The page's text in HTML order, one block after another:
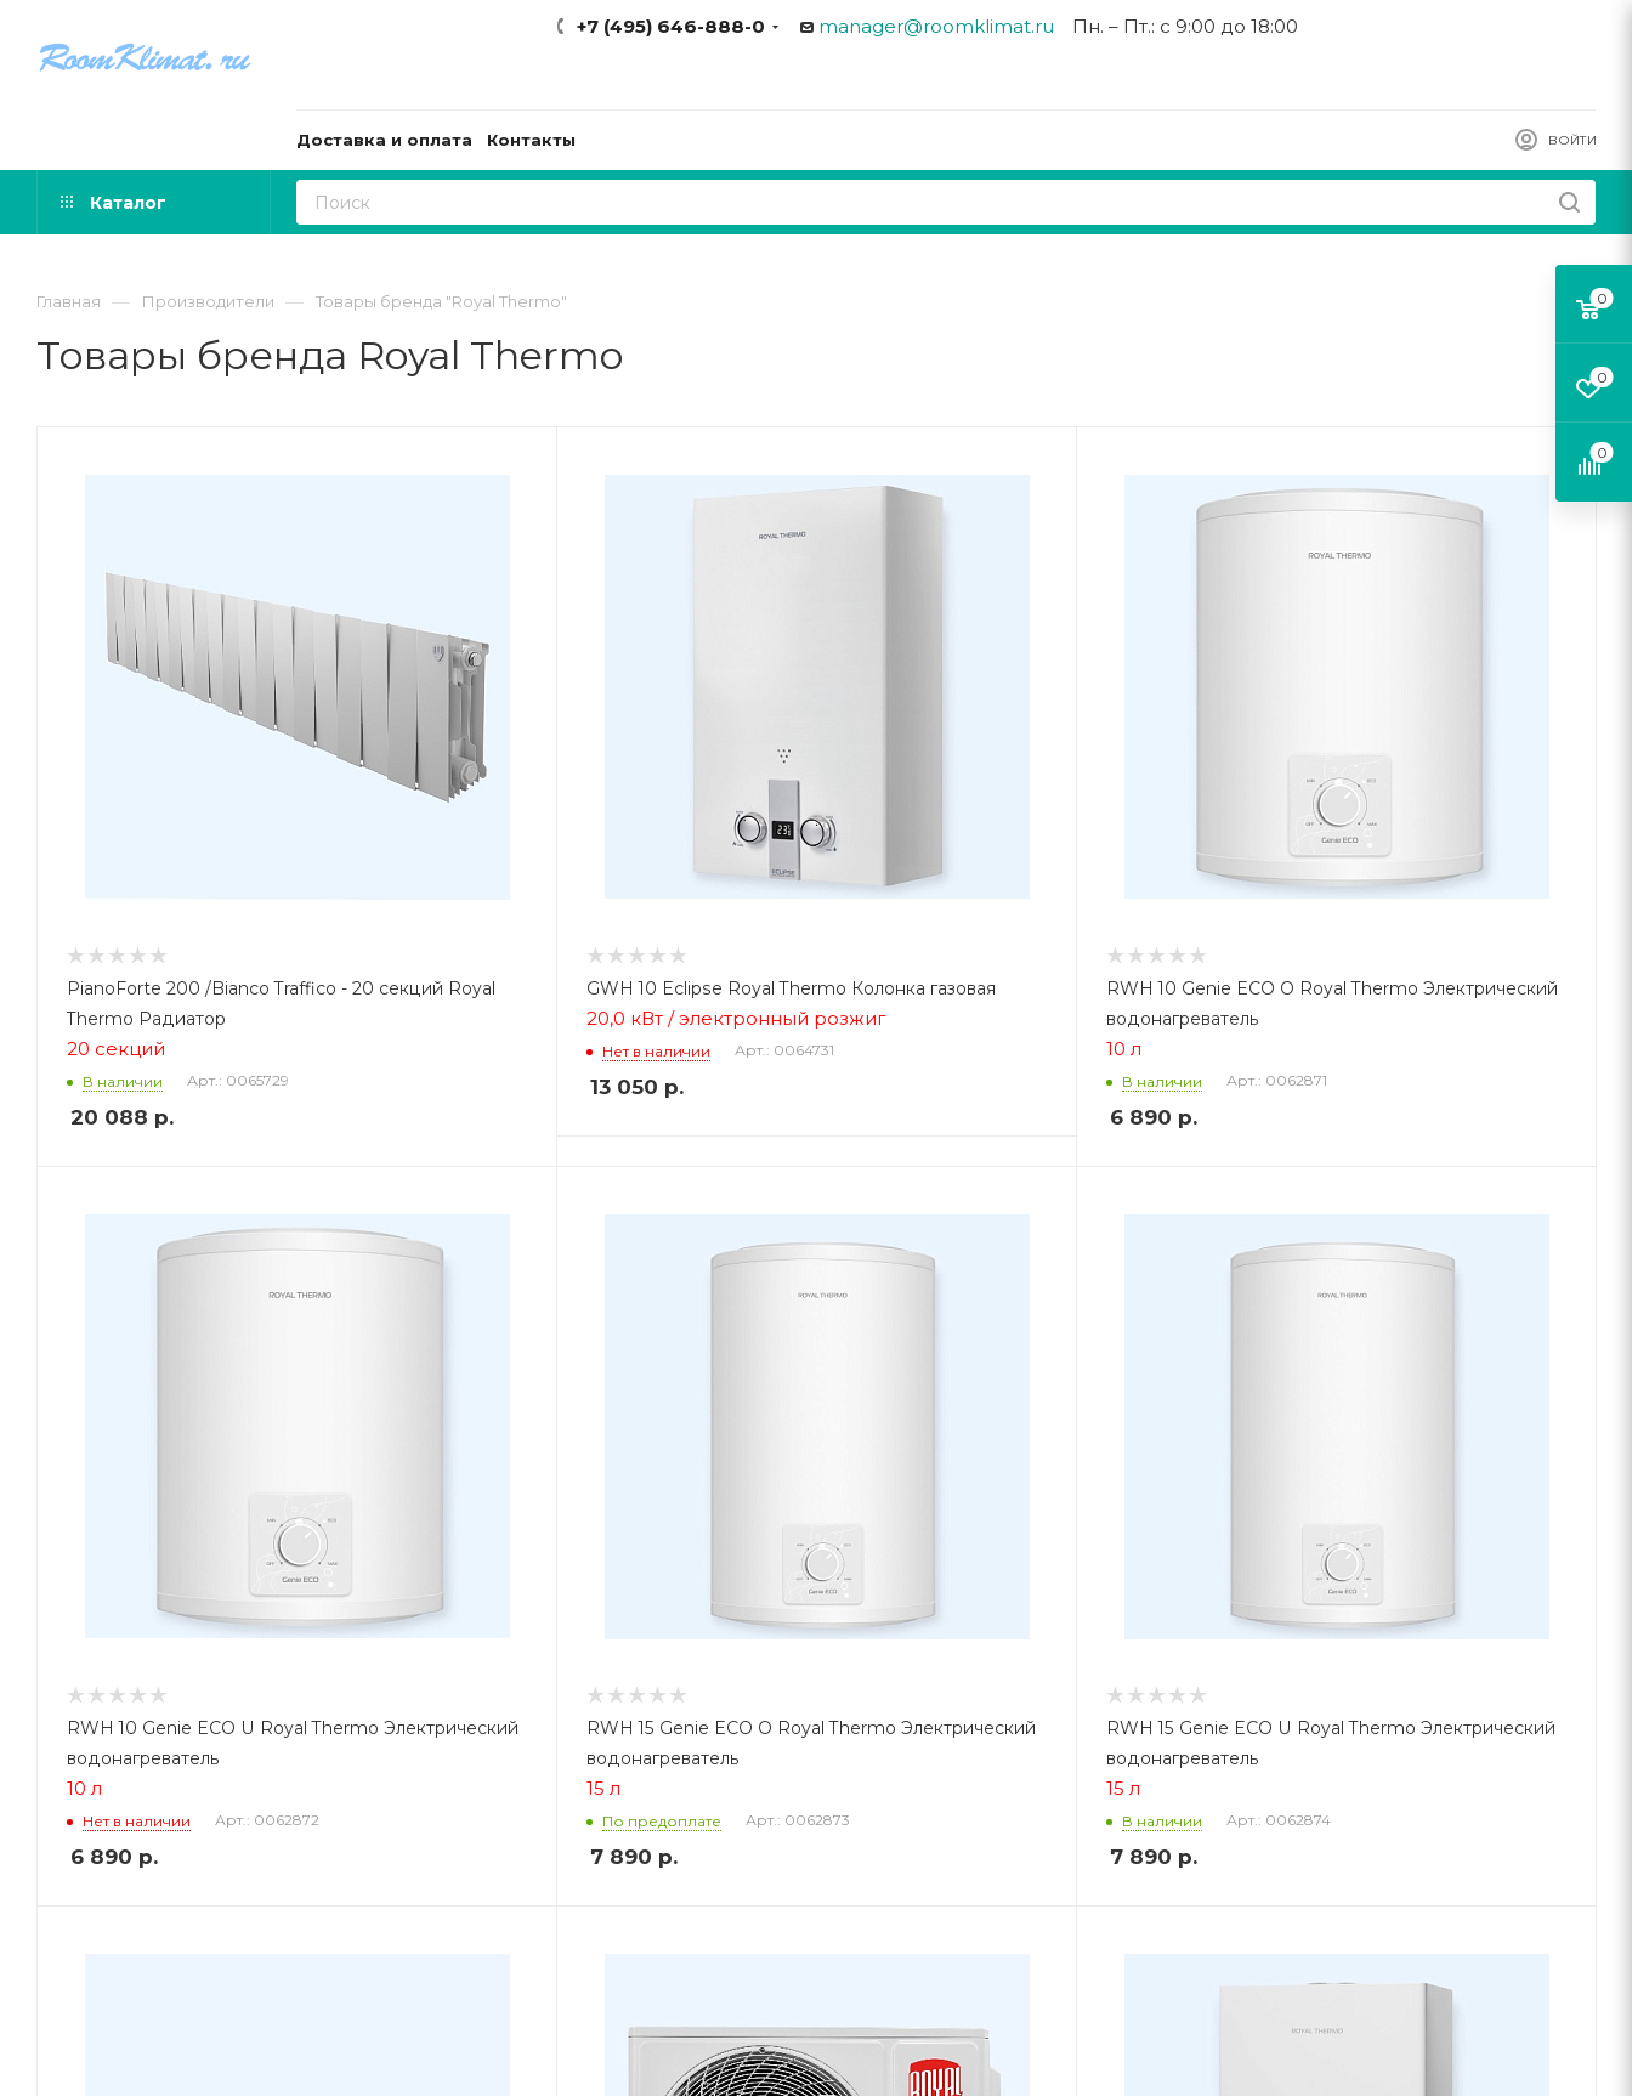
+7 (495) 646-888-0 manager@roomklimat.ru Пн. – Пт.: с 9:00 до 18:00
ВОЙТИ
Доставка и оплата Контакты
Каталог
Главная — Производители — Товары бренда "Royal Thermo"
Товары бренда Royal Thermo
PianoForte 200 /Bianco Traffico - 20 секций Royal
Thermo Радиатор
20 секций
В наличии Арт.: 0065729
20 088 р.
GWH 10 Eclipse Royal Thermo Колонка газовая
20,0 кВт / электронный розжиг
Нет в наличии Арт.: 0064731
13 050 р.
RWH 10 Genie ECO O Royal Thermo Электрический
водонагреватель
10 л
В наличии Арт.: 0062871
6 890 р.
RWH 10 Genie ECO U Royal Thermo Электрический
водонагреватель
10 л
Нет в наличии Арт.: 0062872
6 890 р.
RWH 15 Genie ECO O Royal Thermo Электрический
водонагреватель
15 л
По предоплате Арт.: 0062873
7 890 р.
RWH 15 Genie ECO U Royal Thermo Электрический
водонагреватель
15 л
В наличии Арт.: 0062874
7 890 р.
0
0
0